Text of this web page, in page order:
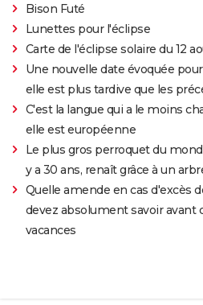
Bison Futé
Lunettes pour l'éclipse
Carte de l'éclipse solaire du 12
Une nouvelle date évoquée
elle est plus tardive que les
C'est la langue qui a le moins
elle est européenne
Le plus gros perroquet du
y a 30 ans, renaît grâce à un
Quelle amende en cas d'excès
devez absolument savoir avant
vacances